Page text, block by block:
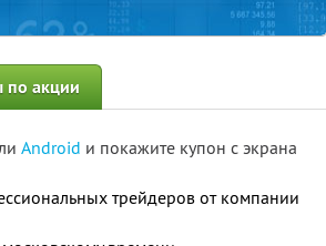
по акции
Android и покажите купон с экрана
трейдеров от компании